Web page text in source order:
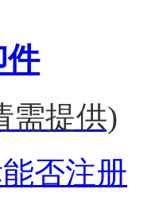
件
需提供)
否注册